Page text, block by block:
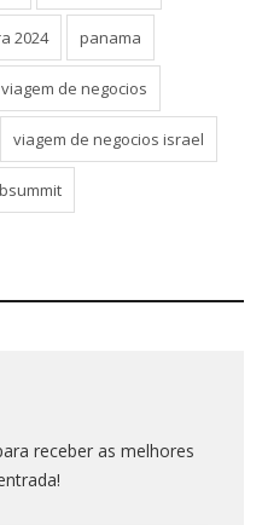
2024 panama
viagem de negocios
viagem de negocios israel
receber as melhores